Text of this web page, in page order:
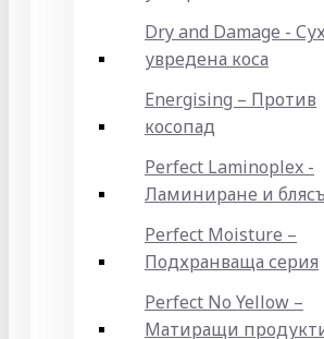
Dry and Damage -
увредена коса
Energising – Против
косопад
Perfect Laminoplex -
Ламиниране и
Perfect Moisture –
Подхранваща серия
Perfect No Yellow –
Матиращи